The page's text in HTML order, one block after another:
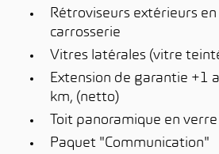
Rétroviseurs extérieurs
carrosserie
Vitres latérales (vitre
Extension de garantie +1
km, (netto)
Toit panoramique en verre
Paquet "Communication"